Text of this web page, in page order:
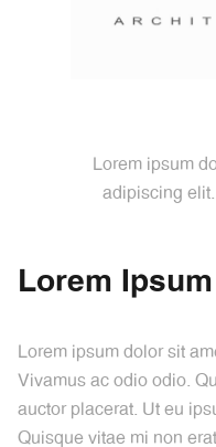
Lorem ipsum
adipiscing
Lorem psum
Lorem ipsum dolor sit
Vivamus ac odio odio.
auctor placerat. Ut eu
Quisque vitae mi non